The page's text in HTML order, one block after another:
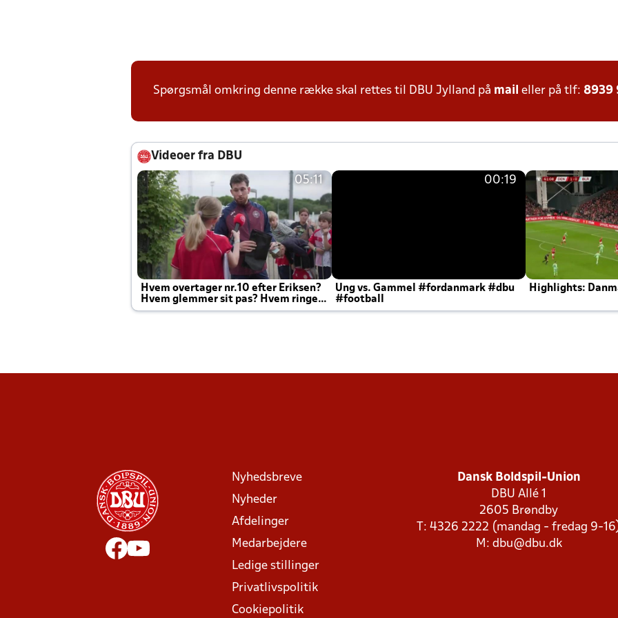
Spørgsmål omkring denne række skal rettes til DBU Jylland på mail eller på tlf: 8939
Videoer fra DBU
05:11
Hvem overtager nr.10 efter Eriksen?
Hvem glemmer sit pas? Hvem ringer
Joachim altid til efter kampe?
00:19
Ung vs. Gammel #fordanmark #dbu
#football
Highlights:
Nyhedsbreve
Nyheder
Afdelinger
Medarbejdere
Ledige stillinger
Privatlivspolitik
Cookiepolitik
Dansk Boldspil-Union
DBU Allé 1
2605 Brøndby
T: 4326 2222 (mandag - fredag 9-
M: dbu@dbu.dk